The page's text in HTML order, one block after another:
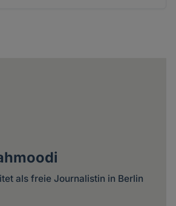
als freie Journalistin in Berlin